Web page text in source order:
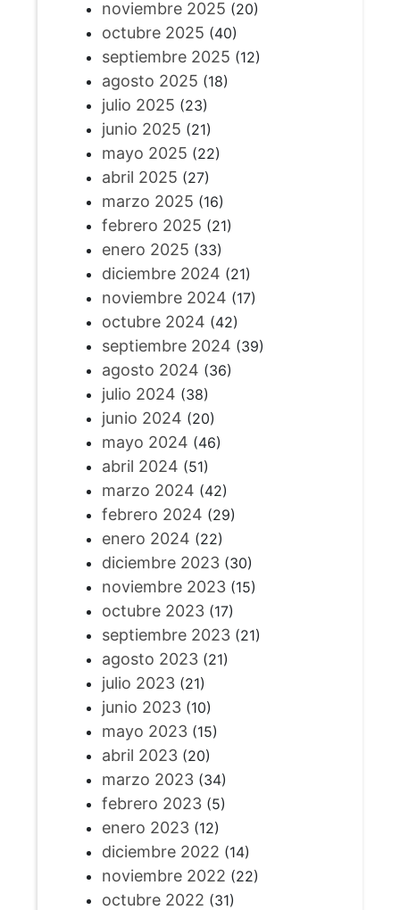
noviembre 2025 (20)
octubre 2025 (40)
septiembre 2025 (12)
agosto 2025 (18)
julio 2025 (23)
junio 2025 (21)
mayo 2025 (22)
abril 2025 (27)
marzo 2025 (16)
febrero 2025 (21)
enero 2025 (33)
diciembre 2024 (21)
noviembre 2024 (17)
octubre 2024 (42)
septiembre 2024 (39)
agosto 2024 (36)
julio 2024 (38)
junio 2024 (20)
mayo 2024 (46)
abril 2024 (51)
marzo 2024 (42)
febrero 2024 (29)
enero 2024 (22)
diciembre 2023(30)
noviembre 2023(15)
octubre 2023(17)
septiembre 2023(21)
agosto 2023(21)
julio 2023(21)
junio 2023(10)
mayo 2023(15)
abril 2023(20)
marzo 2023(34)
febrero 2023(5)
enero 2023(12)
diciembre 2022 (14)
noviembre 2022 (22)
octubre 2022 (31)